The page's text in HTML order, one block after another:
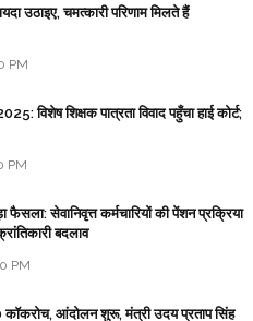
उठाइए, चमत्कारी परिणाम मिलते हैं
PM
विशेष शिक्षक पात्रता विवाद पहुँचा हाई कोर्ट;
PM
सेवानिवृत्त कर्मचारियों की पेंशन प्रक्रिया
बदलाव
PM
आंदोलन शुरू, मंत्री उदय प्रताप सिंह